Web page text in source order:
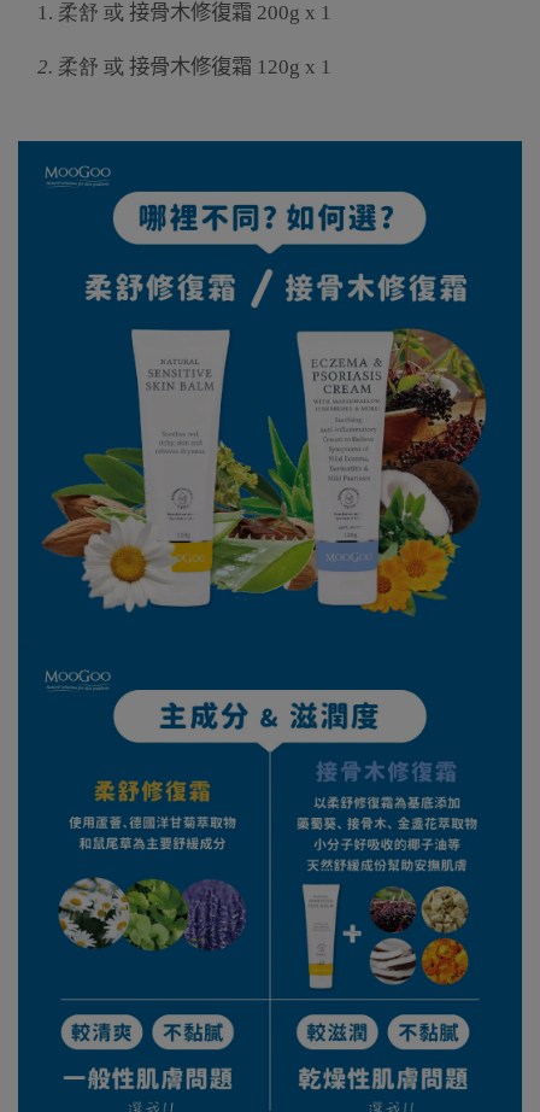
1. 柔舒 或 接骨木修復霜 200g x 1
2. 柔舒 或 接骨木修復霜 120g x 1